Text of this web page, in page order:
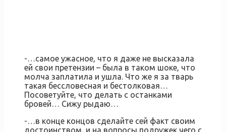
-…самое ужасное, что я даже не высказала
ей свои претензии – была в таком шоке, что
молча заплатила и ушла. Что же я за тварь
такая бессловесная и бестолковая…
Посоветуйте, что делать с останками
бровей… Сижу рыдаю…
-…в конце концов сделайте сей факт своим
достоинством, и на вопросы подружек чего с